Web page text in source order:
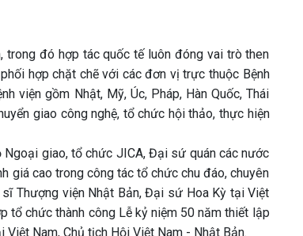
trong đó hợp tác quốc tế luôn đóng vai trò then
hợp chặt chẽ với các đơn vị trực thuộc Bệnh
viện gồm Nhật, Mỹ, Úc, Pháp, Hàn Quốc, Thái
giao công nghệ, tổ chức hội thảo, thực hiện
giao, tổ chức JICA, Đại sứ quán các nước
giá cao trong công tác tổ chức chu đáo, chuyên
Thượng viện Nhật Bản, Đại sứ Hoa Kỳ tại Việt
tổ chức thành công Lễ kỷ niệm 50 năm thiết lập
Nam, Chủ tịch Hội Việt Nam - Nhật Bản.